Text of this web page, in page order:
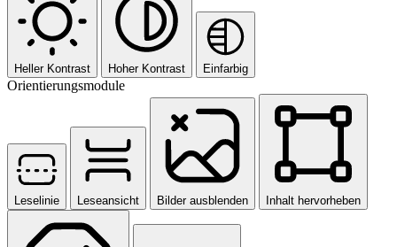
Heller Kontrast Hoher Kontrast Einfarbig
Orientierungsmodule
Leselinie Leseansicht Bilder ausblenden Inhalt hervorheben